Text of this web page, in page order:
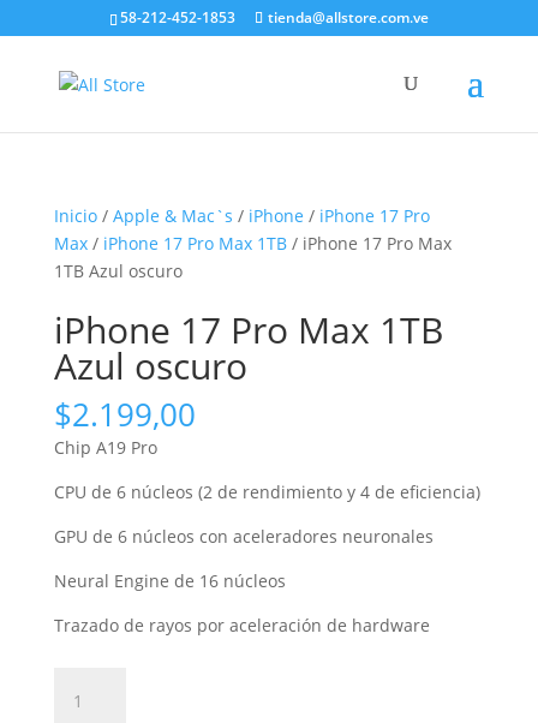
58-212-452-1853 tienda@allstore.com.ve
Inicio/ Apple & Mac`s / iPhone / iPhone 17 Pro
Max/ iPhone 17 Pro Max 1TB/ iPhone 17 Pro Max
1TB Azul oscuro
iPhone 17 Pro Max 1TB
Azul oscuro
$2.199,00
Chip A19 Pro
CPU de 6 núcleos (2 de rendi­miento y 4 de eficiencia)
GPU de 6 núcleos con aceleradores neuronales
Neural Engine de 16 núcleos
Trazado de rayos por aceleración de hardware